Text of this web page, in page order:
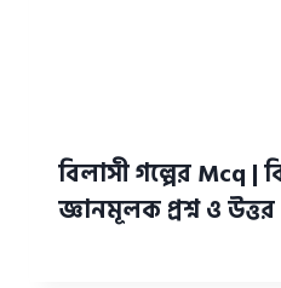
বিলাসী গল্পের Mcq |
জ্ঞানমূলক প্রশ্ন ও উত্তর